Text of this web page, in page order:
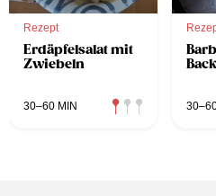
Rezept
Erdäpfelsalat mit
Zwiebeln
30–60 MIN